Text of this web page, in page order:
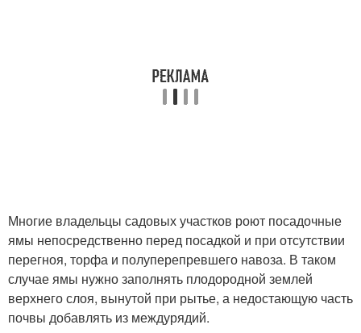
Многие владельцы садовых участков роют посадочные
ямы непосредственно перед посадкой и при отсутствии
перегноя, торфа и полуперепревшего навоза. В таком
случае ямы нужно заполнять плодородной землей
верхнего слоя, вынутой при рытье, а недостающую часть
почвы добавлять из междурядий.